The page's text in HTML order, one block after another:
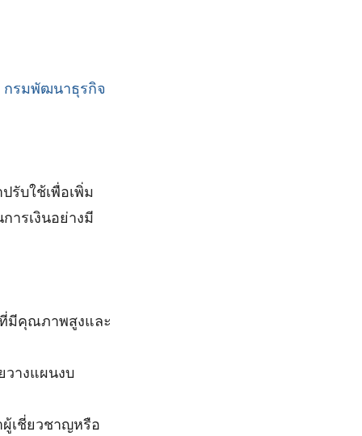
กรมพัฒนาธุรกิจ
รับใช้เพื่อเพิ่ม
ารเงินอย่างมี
มีคุณภาพสูงและ
างแผนงบ
เชี่ยวชาญหรือ